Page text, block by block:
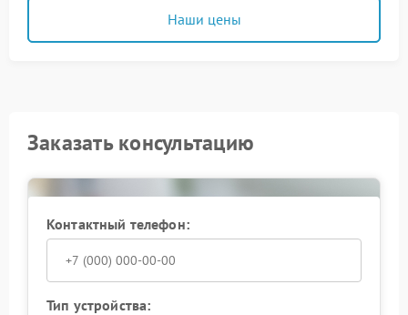
Наши цены
Заказать консультацию
Контактный телефон:
Тип устройства: